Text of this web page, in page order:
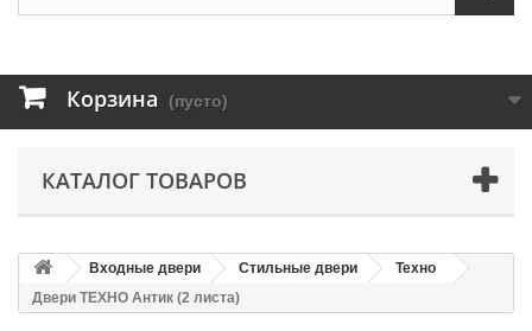
Корзина (пусто)
КАТАЛОГ ТОВАРОВ
Входные двери Стильные двери
Техно
Двери ТЕХНО Антик (2 листа)